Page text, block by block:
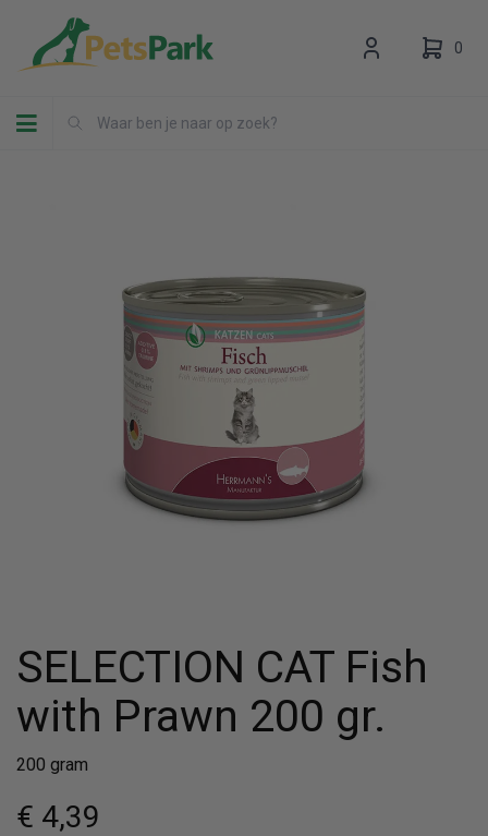
Toggle navigation
0
Uw winkelwagen is leeg.
Vul hem met producten.
SELECTION CAT Fish
with Prawn 200 gr.
200 gram
€ 4,39